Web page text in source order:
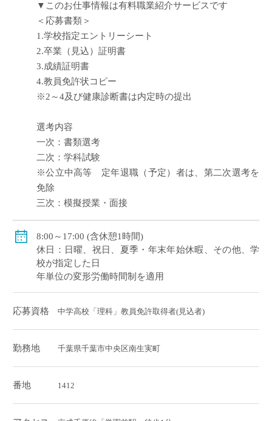
▼このお仕事情報は有料職業紹介サービスです
＜応募書類＞
1.学校指定エントリーシート
2.卒業（見込）証明書
3.成績証明書
4.教員免許状コピー
※2～4及び健康診断書は内定時の提出
選考内容
一次：書類選考
二次：学科試験
※公立中高等 定年退職（予定）者は、第二次選考を
免除
三次：模擬授業・面接
8:00～17:00 (含休憩1時間)
休日：日曜、祝日、夏季・年末年始休暇、その他、学
校が指定した日
年単位の変形労働時間制を適用
応募資格 中学高校「理科」教員免許取得者(見込者)
勤務地 千葉県千葉市中央区南生実町
番地 1412